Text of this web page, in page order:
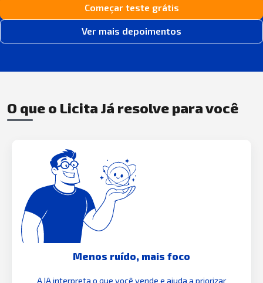
Começar teste grátis
Ver mais depoimentos
O que o Licita Já resolve para você
Menos ruído, mais foco
A IA interpreta o que você vende e ajuda a priorizar